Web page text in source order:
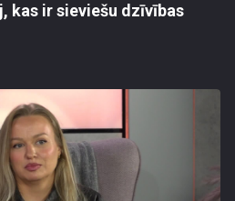
kas ir sieviešu dzīvības